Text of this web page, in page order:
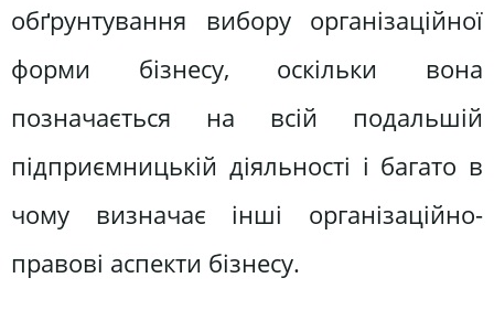
обґрунтування вибору організаційної
форми бізнесу, оскільки вона
позначається на всій подальшій
підприємницькій діяльності і багато в
чому визначає інші організаційно-
правові аспекти бізнесу.